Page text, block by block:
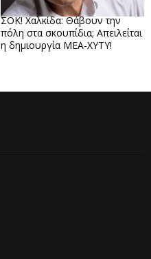
ΣΟΚ! Χαλκίδα: Θάβουν την
πόλη στα σκουπίδια; Απειλείται
η δημιουργία ΜΕΑ-ΧΥΤΥ!